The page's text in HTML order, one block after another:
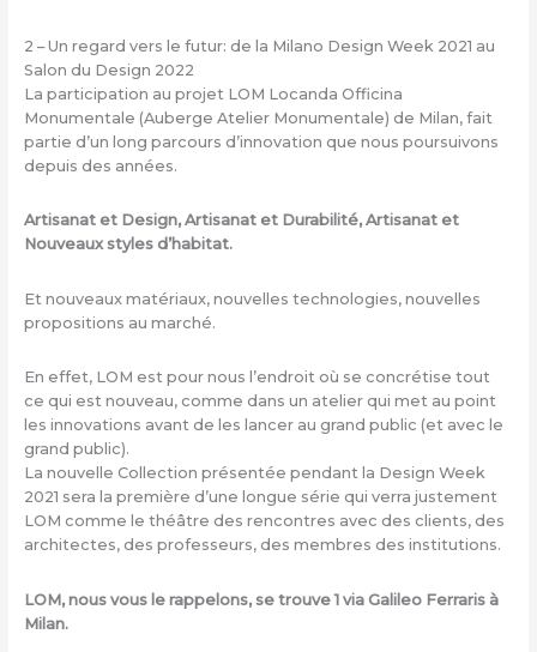
2 – Un regard vers le futur: de la Milano Design Week 2021 au
Salon du Design 2022
La participation au projet LOM Locanda Officina
Monumentale (Auberge Atelier Monumentale) de Milan, fait
partie d’un long parcours d’innovation que nous poursuivons
depuis des années.
Artisanat et Design, Artisanat et Durabilité, Artisanat et
Nouveaux styles d’habitat.
Et nouveaux matériaux, nouvelles technologies, nouvelles
propositions au marché.
En effet, LOM est pour nous l’endroit où se concrétise tout
ce qui est nouveau, comme dans un atelier qui met au point
les innovations avant de les lancer au grand public (et avec le
grand public).
La nouvelle Collection présentée pendant la Design Week
2021 sera la première d’une longue série qui verra justement
LOM comme le théâtre des rencontres avec des clients, des
architectes, des professeurs, des membres des institutions.
LOM, nous vous le rappelons, se trouve 1 via Galileo Ferraris à
Milan.